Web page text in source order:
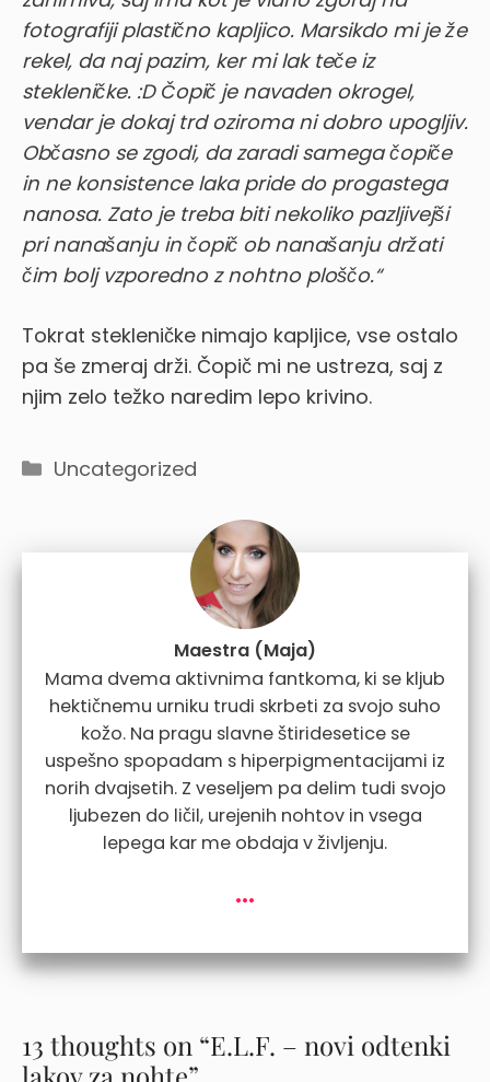
fotografiji plastično kapljico. Marsikdo mi je že
rekel, da naj pazim, ker mi lak teče iz
stekleničke. :D Čopič je navaden okrogel,
vendar je dokaj trd oziroma ni dobro upogljiv.
Občasno se zgodi, da zaradi samega čopiče
in ne konsistence laka pride do progastega
nanosa. Zato je treba biti nekoliko pazljivejši
pri nanašanju in čopič ob nanašanju držati
čim bolj vzporedno z nohtno ploščo.“
Tokrat stekleničke nimajo kapljice, vse ostalo
pa še zmeraj drži. Čopič mi ne ustreza, saj z
njim zelo težko naredim lepo krivino.
Categories
Uncategorized
Maestra (Maja)
Mama dvema aktivnima fantkoma, ki se kljub
hektičnemu urniku trudi skrbeti za svojo suho
kožo. Na pragu slavne štiridesetice se
uspešno spopadam s hiperpigmentacijami iz
norih dvajsetih. Z veseljem pa delim tudi svojo
ljubezen do ličil, urejenih nohtov in vsega
lepega kar me obdaja v življenju.
...
13 thoughts on “E.L.F. – novi odtenki